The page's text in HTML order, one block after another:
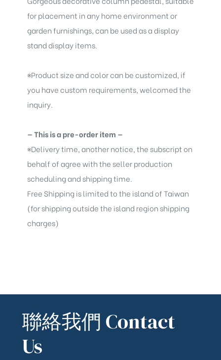
for placement in any home environment or
garden furnishings, can be used as a display
stand display items.
※Product size and color can be customized, if
you have custom requirements, welcomed the
inquiry.
— This is a pre-order item —
※Delivery time, another notice, the subscript on
behalf of agree with the seller production
scheduling and shipping time.
Free Shipping is limited to the island of Taiwan
(for shipping outside the island region shipping
charges)
聯絡我們 Contact
Us